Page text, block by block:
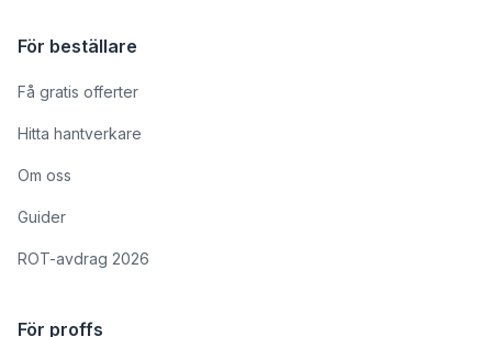
För beställare
Få gratis offerter
Hitta hantverkare
Om oss
Guider
ROT-avdrag 2026
För proffs